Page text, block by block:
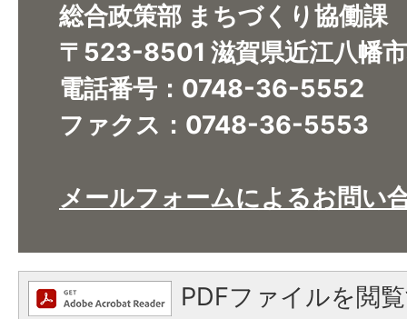
総合政策部 まちづくり協働課
〒523-8501 滋賀県近江八幡
電話番号：0748-36-5552
ファクス：0748-36-5553
メールフォームによるお問い
PDFファイルを閲